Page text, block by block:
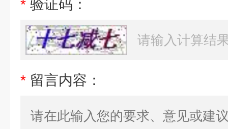
* 验证码：
* 留言内容：